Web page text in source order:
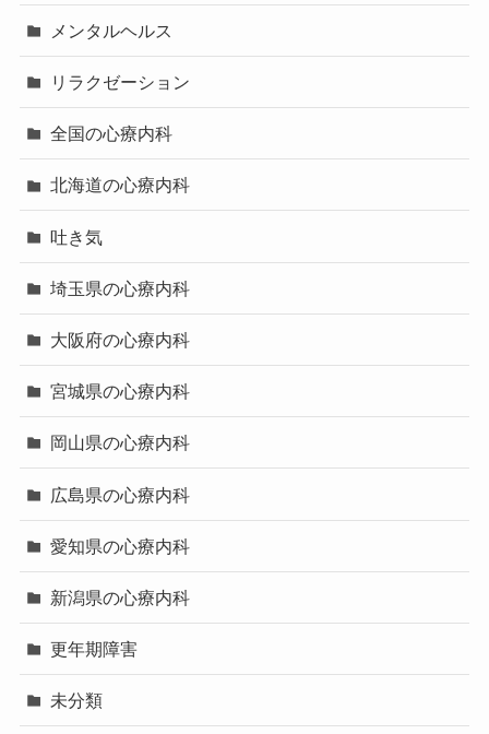
メンタルヘルス
リラクゼーション
全国の心療内科
北海道の心療内科
吐き気
埼玉県の心療内科
大阪府の心療内科
宮城県の心療内科
岡山県の心療内科
広島県の心療内科
愛知県の心療内科
新潟県の心療内科
更年期障害
未分類